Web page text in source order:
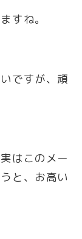
すね。
ですが、頑
はこのメー
と、お高い